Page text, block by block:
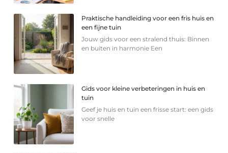
Praktische handleiding voor een fris huis en
een fijne tuin
Jouw gids voor een stralend thuis: Binnen
en buiten in harmonie Een
Gids voor kleine verbeteringen in huis en
tuin
Geef je huis en tuin een frisse start: een gids
voor snelle